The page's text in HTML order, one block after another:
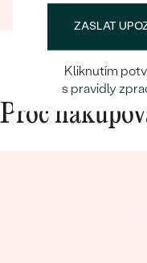
17.04.2025
Proč
ZASLAT
Kliknutím
s pravidly